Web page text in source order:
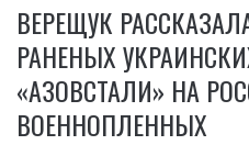
ВЕРЕЩУК
РАНЕНЫХ
«АЗОВСТАЛИ» НА
ВОЕННОПЛЕННЫХ